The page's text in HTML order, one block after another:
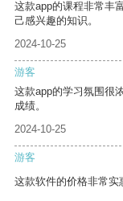
这款app的课程非常丰
己感兴趣的知识。
2024-10-25
游客
这款app的学习氛围很
成绩。
2024-10-25
游客
这款软件的价格非常实